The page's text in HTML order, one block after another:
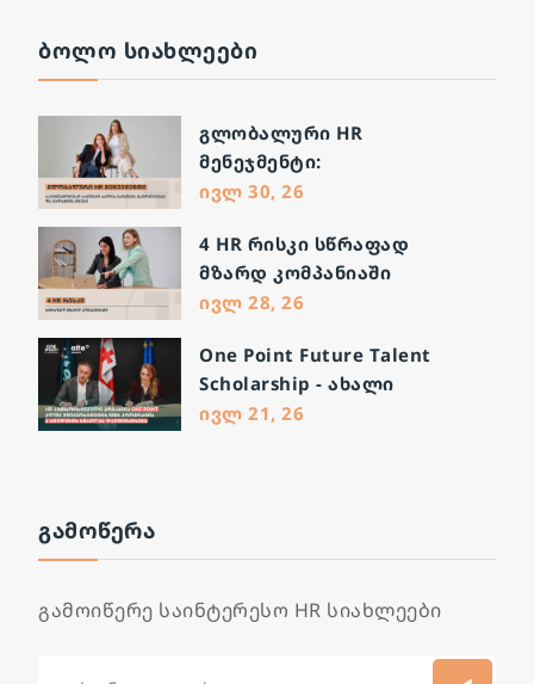
ᲑᲝᲚᲝ ᲡᲘᲐᲮᲚᲔᲔᲑᲘ
გლობალური HR
მენეჯმენტი:
საერთაშორისო სამუშაო
გამოწვევები და გადაჭრის
გზები
ივლ 30, 26
4 HR რისკი სწრაფად
მზარდ კომპანიაში
ივლ 28, 26
One Point Future Talent
Scholarship - ახალი
შესაძლებლობა მომავალი
ივლ 21, 26
ᲒᲐᲛᲝᲬᲔᲠᲐ
გამოიწერე საინტერესო HR სიახლეები